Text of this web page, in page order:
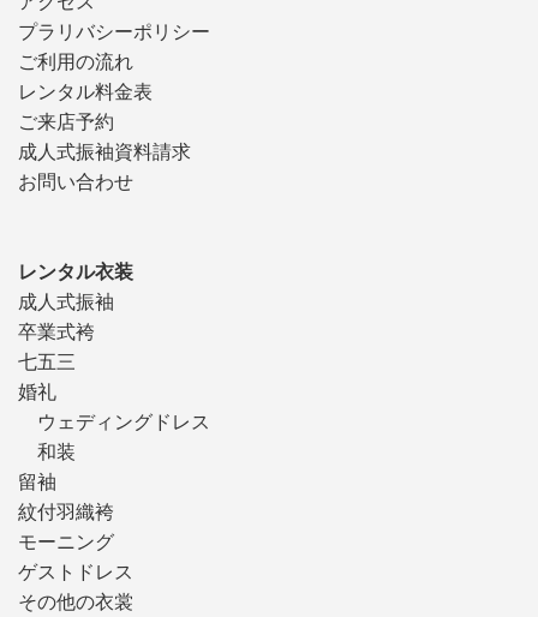
プラリバシーポリシー
ご利用の流れ
レンタル料金表
ご来店予約
成人式振袖資料請求
お問い合わせ
レンタル衣装
成人式振袖
卒業式袴
七五三
婚礼
ウェディングドレス
和装
留袖
紋付羽織袴
モーニング
ゲストドレス
その他の衣裳